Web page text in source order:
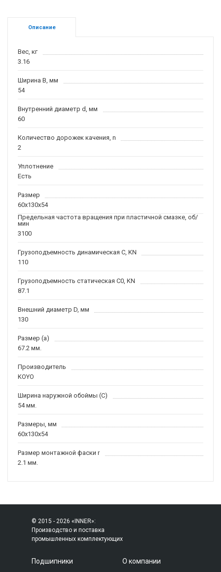
Описание
Вес, кг
3.16
Ширина B, мм
54
Внутренний диаметр d, мм
60
Количество дорожек качения, n
2
Уплотнение
Есть
Размер
60x130x54
Предельная частота вращения при пластичной смазке, об/
мин
3100
Грузоподъемность динамическая C, KN
110
Грузоподъемность статическая C0, KN
87.1
Внешний диаметр D, мм
130
Размер (a)
67.2 мм.
Производитель
KOYO
Ширина наружной обоймы (C)
54 мм.
Размеры, мм
60x130x54
Размер монтажной фаски r
2.1 мм.
© 2015 - 2026 «INNER»:
Производство и поставка
промышленных комплектующих
Подшипники
О компании